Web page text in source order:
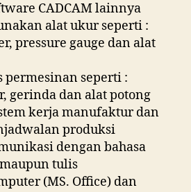
CADCAM lainnya
alat ukur seperti :
pressure gauge dan alat
permesinan seperti :
gerinda dan alat potong
kerja manufaktur dan
produksi
dengan bahasa
tulis
(MS. Office) dan